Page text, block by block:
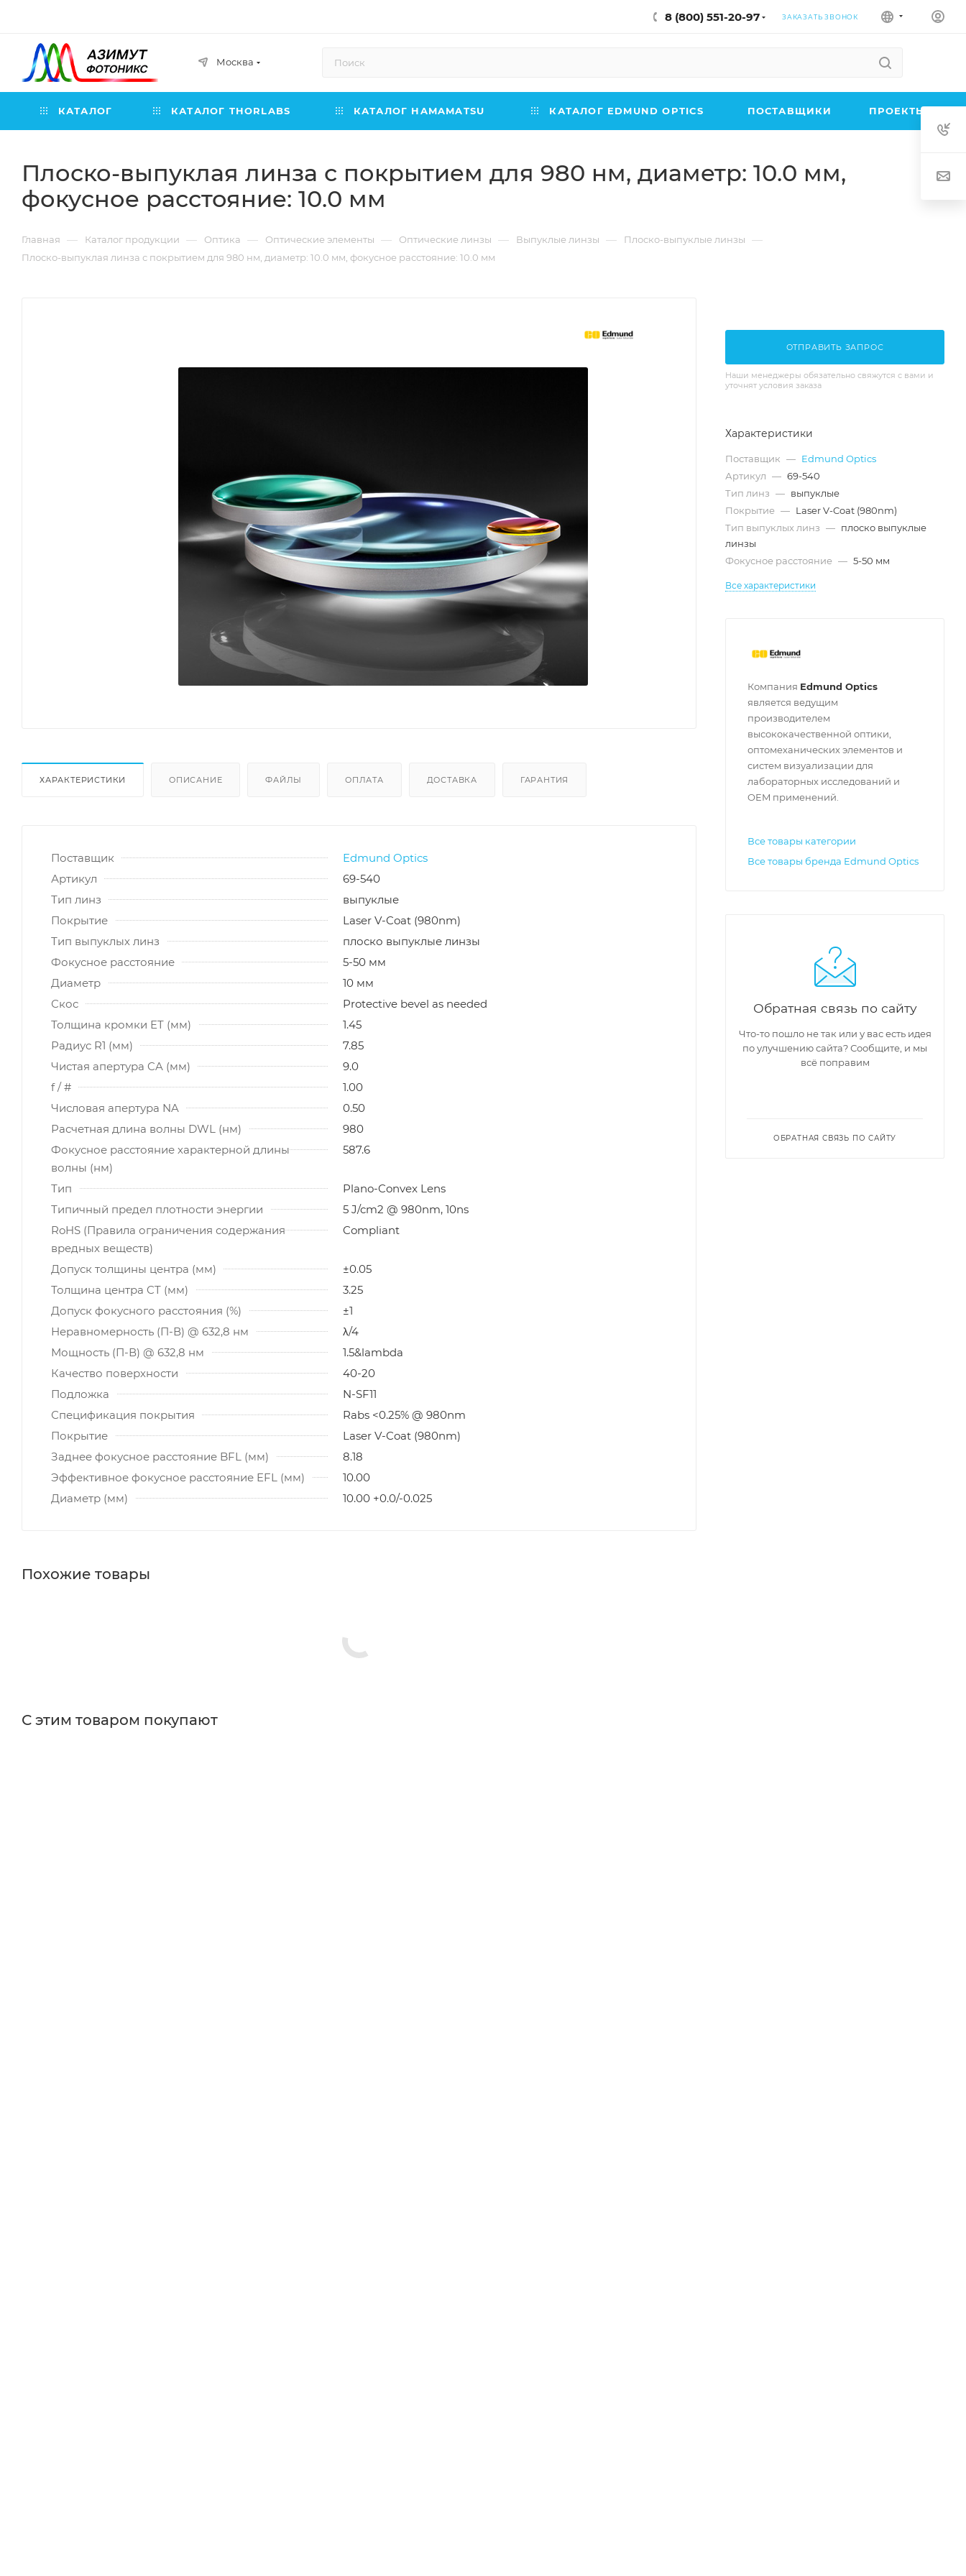
8 (800) 551-20-97 ЗАКАЗАТЬ ЗВОНОК
Москва
КАТАЛОГ КАТАЛОГ THORLABS КАТАЛОГ HAMAMATSU КАТАЛОГ EDMUND OPTICS ПОСТАВЩИКИ ПРОЕКТЫ
Плоско-выпуклая линза с покрытием для 980 нм, диаметр: 10.0 мм,
фокусное расстояние: 10.0 мм
Главная — Каталог продукции — Оптика — Оптические элементы — Оптические линзы — Выпуклые линзы — Плоско-выпуклые линзы —
Плоско-выпуклая линза с покрытием для 980 нм, диаметр: 10.0 мм, фокусное расстояние: 10.0 мм
ХАРАКТЕРИСТИКИ ОПИСАНИЕ ФАЙЛЫ ОПЛАТА ДОСТАВКА ГАРАНТИЯ
Поставщик
Edmund Optics
Артикул
69-540
Тип линз
выпуклые
Покрытие
Laser V-Coat (980nm)
Тип выпуклых линз
плоско выпуклые линзы
Фокусное расстояние
5-50 мм
Диаметр
10 мм
Скос
Protective bevel as needed
Толщина кромки ET (мм)
1.45
Радиус R1 (мм)
7.85
Чистая апертура CA (мм)
9.0
f / #
1.00
Числовая апертура NA
0.50
Расчетная длина волны DWL (нм)
980
Фокусное расстояние характерной длины
волны (нм)
587.6
Тип
Plano-Convex Lens
Типичный предел плотности энергии
5 J/cm2 @ 980nm, 10ns
RoHS (Правила ограничения содержания
вредных веществ)
Compliant
Допуск толщины центра (мм)
±0.05
Толщина центра CT (мм)
3.25
Допуск фокусного расстояния (%)
±1
Неравномерность (П-В) @ 632,8 нм
λ/4
Мощность (П-В) @ 632,8 нм
1.5&lambda
Качество поверхности
40-20
Подложка
N-SF11
Спецификация покрытия
Rabs <0.25% @ 980nm
Покрытие
Laser V-Coat (980nm)
Заднее фокусное расстояние BFL (мм)
8.18
Эффективное фокусное расстояние EFL (мм)
10.00
Диаметр (мм)
10.00 +0.0/-0.025
Похожие товары
С этим товаром покупают
ОТПРАВИТЬ ЗАПРОС
Наши менеджеры обязательно свяжутся с вами и
уточнят условия заказа
Характеристики
Поставщик — Edmund Optics
Артикул — 69-540
Тип линз — выпуклые
Покрытие — Laser V-Coat (980nm)
Тип выпуклых линз — плоско выпуклые
линзы
Фокусное расстояние — 5-50 мм
Все характеристики
Компания Edmund Optics
является ведущим
производителем
высококачественной оптики,
оптомеханических элементов и
систем визуализации для
лабораторных исследований и
OEM применений.
Все товары категории
Все товары бренда Edmund Optics
Обратная связь по сайту
Что-то пошло не так или у вас есть идея
по улучшению сайта? Сообщите, и мы
всё поправим
ОБРАТНАЯ СВЯЗЬ ПО САЙТУ